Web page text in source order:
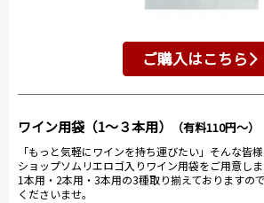
ご購入はこちら
ワイン用袋（1～３本用） （有料110円～）
「もっと気軽にワインを持ち運びたい」そんな皆
ショップソムリエロゴ入りワイン用袋をご用意しま
1本用・2本用・3本用の3種取り揃えておりますの
くださいませ。